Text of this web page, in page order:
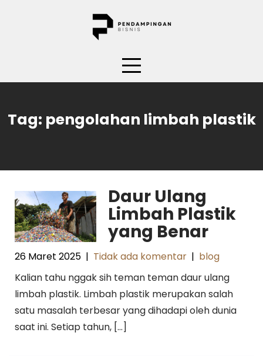
Tag: pengolahan limbah plastik
Daur Ulang
Limbah Plastik
yang Benar
26 Maret 2025 | Tidak ada komentar | blog
Kalian tahu nggak sih teman teman daur ulang
limbah plastik. Limbah plastik merupakan salah
satu masalah terbesar yang dihadapi oleh dunia
saat ini. Setiap tahun, […]